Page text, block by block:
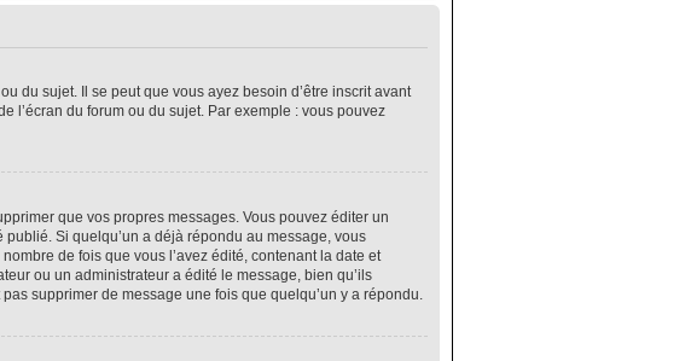
du sujet. Il se peut que vous ayez besoin d’être inscrit avant
l’écran du forum ou du sujet. Par exemple : vous pouvez
que vos propres messages. Vous pouvez éditer un
Si quelqu’un a déjà répondu au message, vous
de fois que vous l’avez édité, contenant la date et
ou un administrateur a édité le message, bien qu’ils
supprimer de message une fois que quelqu’un y a répondu.